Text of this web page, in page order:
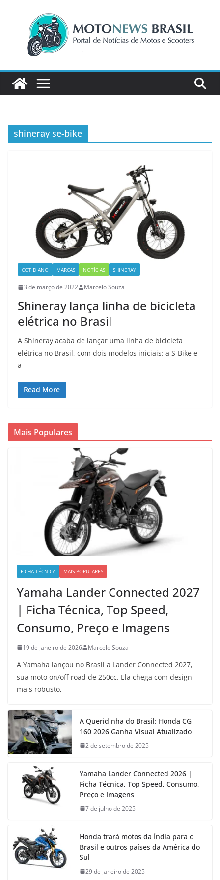
conteúdo
shineray se-bike
COTIDIANO MARCAS NOTÍCIAS SHINERAY
3 de março de 2022 Marcelo Souza
Shineray lança linha de bicicleta
elétrica no Brasil
A Shineray acaba de lançar uma linha de bicicleta
elétrica no Brasil, com dois modelos iniciais: a S-Bike e
a
Read More
Mais Populares
FICHA TÉCNICA MAIS POPULARES
Yamaha Lander Connected 2027
| Ficha Técnica, Top Speed,
Consumo, Preço e Imagens
19 de janeiro de 2026 Marcelo Souza
A Yamaha lançou no Brasil a Lander Connected 2027,
sua moto on/off-road de 250cc. Ela chega com design
mais robusto,
A Queridinha do Brasil: Honda CG
160 2026 Ganha Visual Atualizado
2 de setembro de 2025
Yamaha Lander Connected 2026 |
Ficha Técnica, Top Speed, Consumo,
Preço e Imagens
7 de julho de 2025
Honda trará motos da Índia para o
Brasil e outros países da América do
Sul
29 de janeiro de 2025